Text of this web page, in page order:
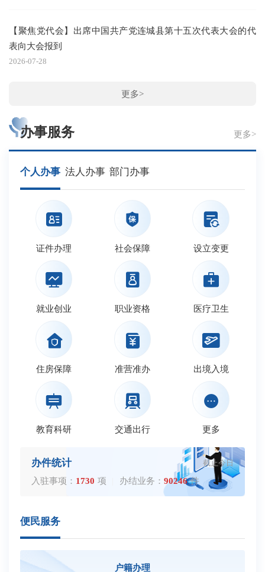
【聚焦党代会】出席中国共产党连城县第十五次代表大会的代
表向大会报到
2026-07-28
更多>
办事服务 更多>
个人办事 法人办事 部门办事
证件办理 社会保障 设立变更
就业创业 职业资格 医疗卫生
住房保障 准营准办 出境入境
教育科研 交通出行 更多
截止今日
办件统计
入驻事项： 1730 项 办结业务： 90246 件
便民服务
户籍办理